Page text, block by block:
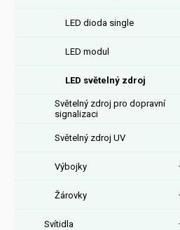
LED dioda single
LED modul
LED světelný zdroj
Světelný zdroj pro dopravní
signalizaci
Světelný zdroj UV
Výbojky
Žárovky
Svítidla